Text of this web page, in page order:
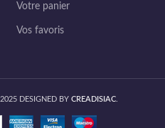
Votre panier
Vos favoris
2025 DESIGNED BY CREADISIAC.